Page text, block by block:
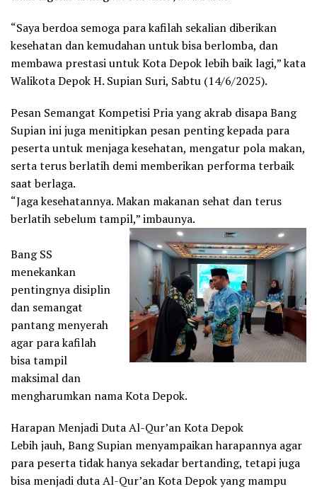
“Saya berdoa semoga para kafilah sekalian diberikan
kesehatan dan kemudahan untuk bisa berlomba, dan
membawa prestasi untuk Kota Depok lebih baik lagi,” kata
Walikota Depok H. Supian Suri, Sabtu (14/6/2025).
Pesan Semangat Kompetisi Pria yang akrab disapa Bang
Supian ini juga menitipkan pesan penting kepada para
peserta untuk menjaga kesehatan, mengatur pola makan,
serta terus berlatih demi memberikan performa terbaik
saat berlaga.
“Jaga kesehatannya. Makan makanan sehat dan terus
berlatih sebelum tampil,” imbaunya.
Bang SS
menekankan
pentingnya disiplin
dan semangat
pantang menyerah
agar para kafilah
bisa tampil
maksimal dan
mengharumkan nama Kota Depok.
Harapan Menjadi Duta Al-Qur’an Kota Depok
Lebih jauh, Bang Supian menyampaikan harapannya agar
para peserta tidak hanya sekadar bertanding, tetapi juga
bisa menjadi duta Al-Qur’an Kota Depok yang mampu